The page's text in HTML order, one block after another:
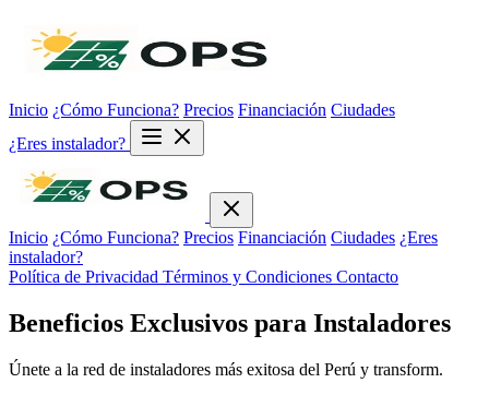
Inicio ¿Cómo Funciona? Precios Financiación Ciudades
¿Eres instalador?
Inicio ¿Cómo Funciona? Precios Financiación Ciudades ¿Eres
instalador?
Política de Privacidad Términos y Condiciones Contacto
Beneficios Exclusivos para Instaladores
Únete a la red de instaladores más exitosa del Perú y transform.